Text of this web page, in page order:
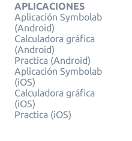
APLICACIONES
Aplicación Symbolab
(Android)
Calculadora gráfica
(Android)
Practica (Android)
Aplicación Symbolab
(iOS)
Calculadora gráfica
(iOS)
Practica (iOS)